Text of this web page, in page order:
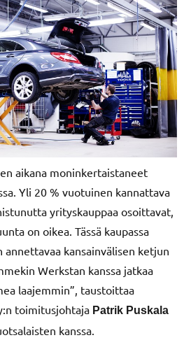
aikana moninkertaistaneet
Yli 20 % vuotuinen kannattava
yrityskauppaa osoittavat,
on oikea. Tässä kaupassa
annettavaa kansainvälisen ketjun
Werkstan kanssa jatkaa
laajemmin”, taustoittaa
toimitusjohtaja Patrik Puskala
kanssa.